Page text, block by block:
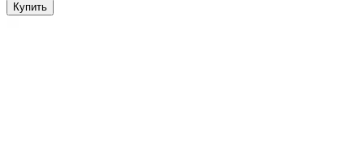
Купить